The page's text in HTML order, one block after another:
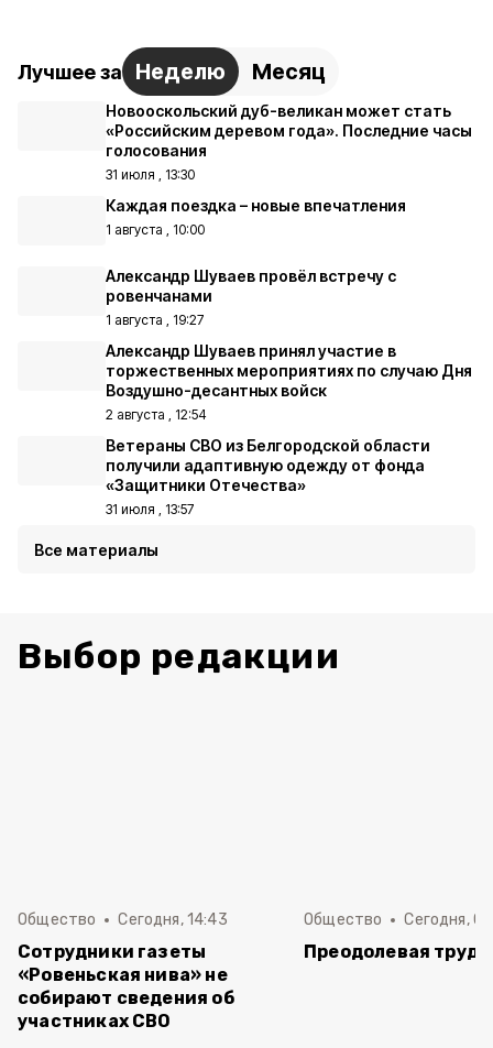
Лучшее за Неделю Месяц
Новооскольский дуб-великан может стать
«Российским деревом года». Последние часы
голосования
31 июля , 13:30
Каждая поездка – новые впечатления
1 августа , 10:00
Александр Шуваев провёл встречу с
ровенчанами
1 августа , 19:27
Александр Шуваев принял участие в
торжественных мероприятиях по случаю Дня
Воздушно-десантных войск
2 августа , 12:54
Ветераны СВО из Белгородской области
получили адаптивную одежду от фонда
«Защитники Отечества»
31 июля , 13:57
Все материалы
Выбор редакции
Общество Сегодня, 14:43
Сотрудники газеты
«Ровеньская нива» не
собирают сведения об
участниках СВО
Общество Сегодня,
Преодолевая